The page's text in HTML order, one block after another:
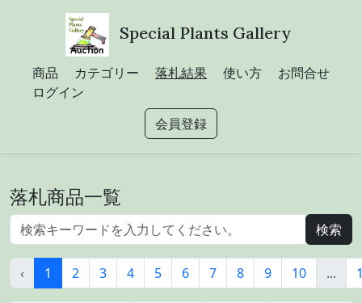
Special Plants Gallery
商品 カテゴリー 落札結果 使い方
お問合せ
ログイン
会員登録
落札商品一覧
‹ 1 2 3 4 5 6 7 8 9 10 ...